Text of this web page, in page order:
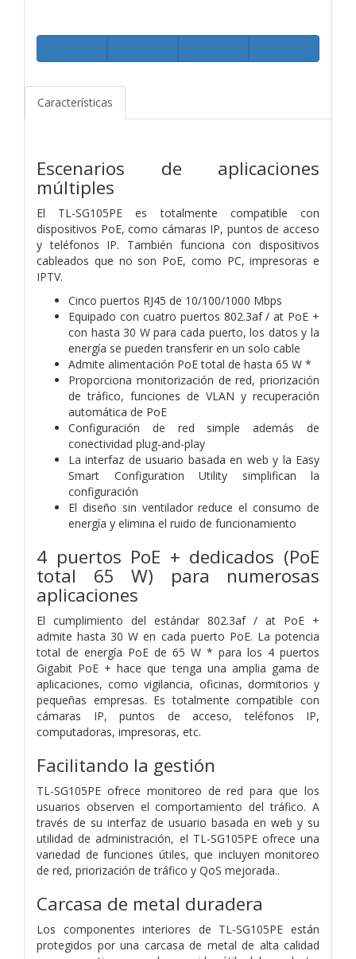
Características
Escenarios de aplicaciones
múltiples
El TL-SG105PE es totalmente compatible con
dispositivos PoE, como cámaras IP, puntos de acceso
y teléfonos IP. También funciona con dispositivos
cableados que no son PoE, como PC, impresoras e
IPTV.
Cinco puertos RJ45 de 10/100/1000 Mbps
Equipado con cuatro puertos 802.3af / at PoE +
con hasta 30 W para cada puerto, los datos y la
energía se pueden transferir en un solo cable
Admite alimentación PoE total de hasta 65 W *
Proporciona monitorización de red, priorización
de tráfico, funciones de VLAN y recuperación
automática de PoE
Configuración de red simple además de
conectividad plug-and-play
La interfaz de usuario basada en web y la Easy
Smart Configuration Utility simplifican la
configuración
El diseño sin ventilador reduce el consumo de
energía y elimina el ruido de funcionamiento
4 puertos PoE + dedicados (PoE
total 65 W) para numerosas
aplicaciones
El cumplimiento del estándar 802.3af / at PoE +
admite hasta 30 W en cada puerto PoE. La potencia
total de energía PoE de 65 W * para los 4 puertos
Gigabit PoE + hace que tenga una amplia gama de
aplicaciones, como vigilancia, oficinas, dormitorios y
pequeñas empresas. Es totalmente compatible con
cámaras IP, puntos de acceso, teléfonos IP,
computadoras, impresoras, etc.
Facilitando la gestión
TL-SG105PE ofrece monitoreo de red para que los
usuarios observen el comportamiento del tráfico. A
través de su interfaz de usuario basada en web y su
utilidad de administración, el TL-SG105PE ofrece una
variedad de funciones útiles, que incluyen monitoreo
de red, priorización de tráfico y QoS mejorada..
Carcasa de metal duradera
Los componentes interiores de TL-SG105PE están
protegidos por una carcasa de metal de alta calidad